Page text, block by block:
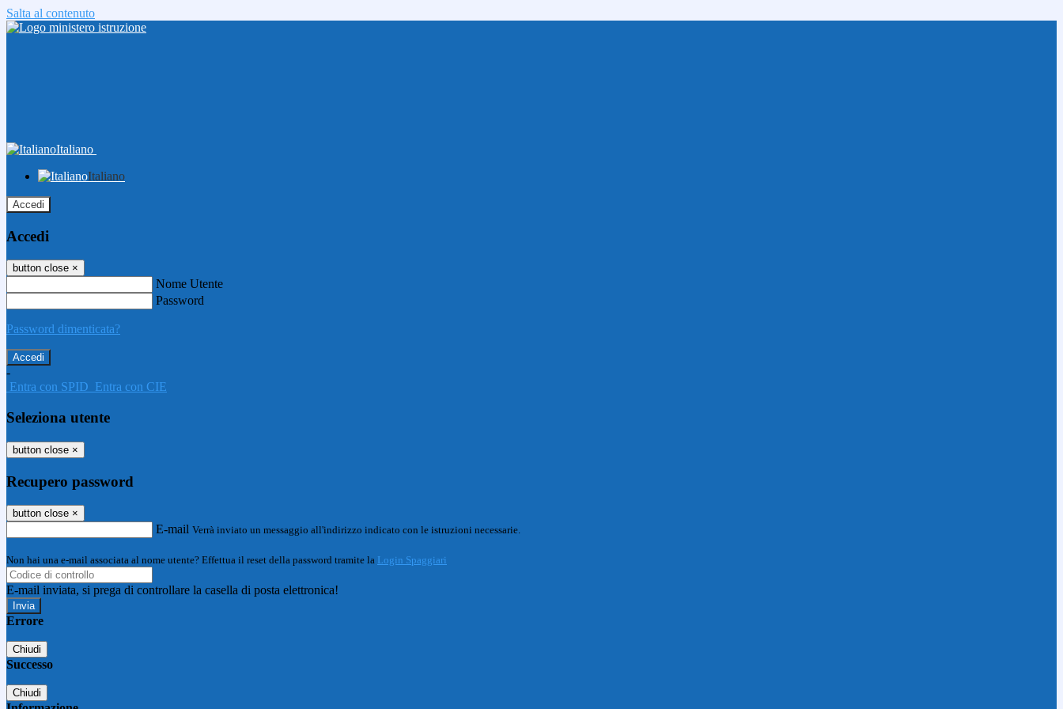
Salta al contenuto
Italiano
Italiano
Accedi
Accedi
button close ×
Nome Utente
Password
Password dimenticata?
-
Entra con SPID Entra con CIE
Seleziona utente
button close ×
Recupero password
button close ×
E-mail Verrà inviato un messaggio all'indirizzo indicato con le istruzioni necessarie.
Non hai una e-mail associata al nome utente? Effettua il reset della password tramite la Login Spaggiari
E-mail inviata, si prega di controllare la casella di posta elettronica!
Errore
Chiudi
Successo
Chiudi